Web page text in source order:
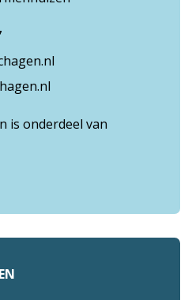
is onderdeel van